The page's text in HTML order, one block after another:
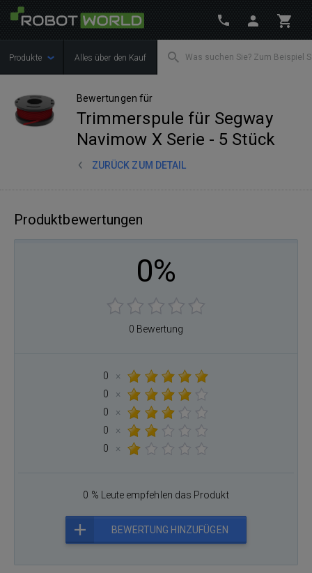
Produkte Alles über den Kauf
Bewertungen für
Trimmerspule für Segway
Navimow X Serie - 5 Stück
ZURÜCK ZUM DETAIL
Produktbewertungen
0%
0 Bewertung
0
×
0
×
0
×
0
×
0
×
0 % Leute empfehlen das Produkt
BEWERTUNG HINZUFÜGEN